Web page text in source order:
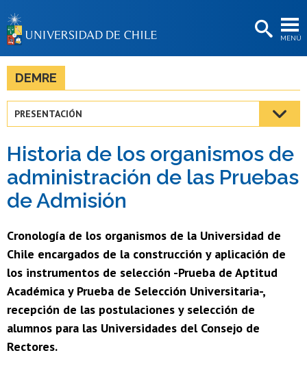
MENÚ
BIBLIOTECAS
Estudiantes
Académicas/os
Funcionarias/os
Egresadas/os
DEMRE
PRESENTACIÓN
Historia de los organismos de
administración de las Pruebas
de Admisión
Cronología de los organismos de la Universidad de
Chile encargados de la construcción y aplicación de
los instrumentos de selección -Prueba de Aptitud
Académica y Prueba de Selección Universitaria-,
recepción de las postulaciones y selección de
alumnos para las Universidades del Consejo de
Rectores.